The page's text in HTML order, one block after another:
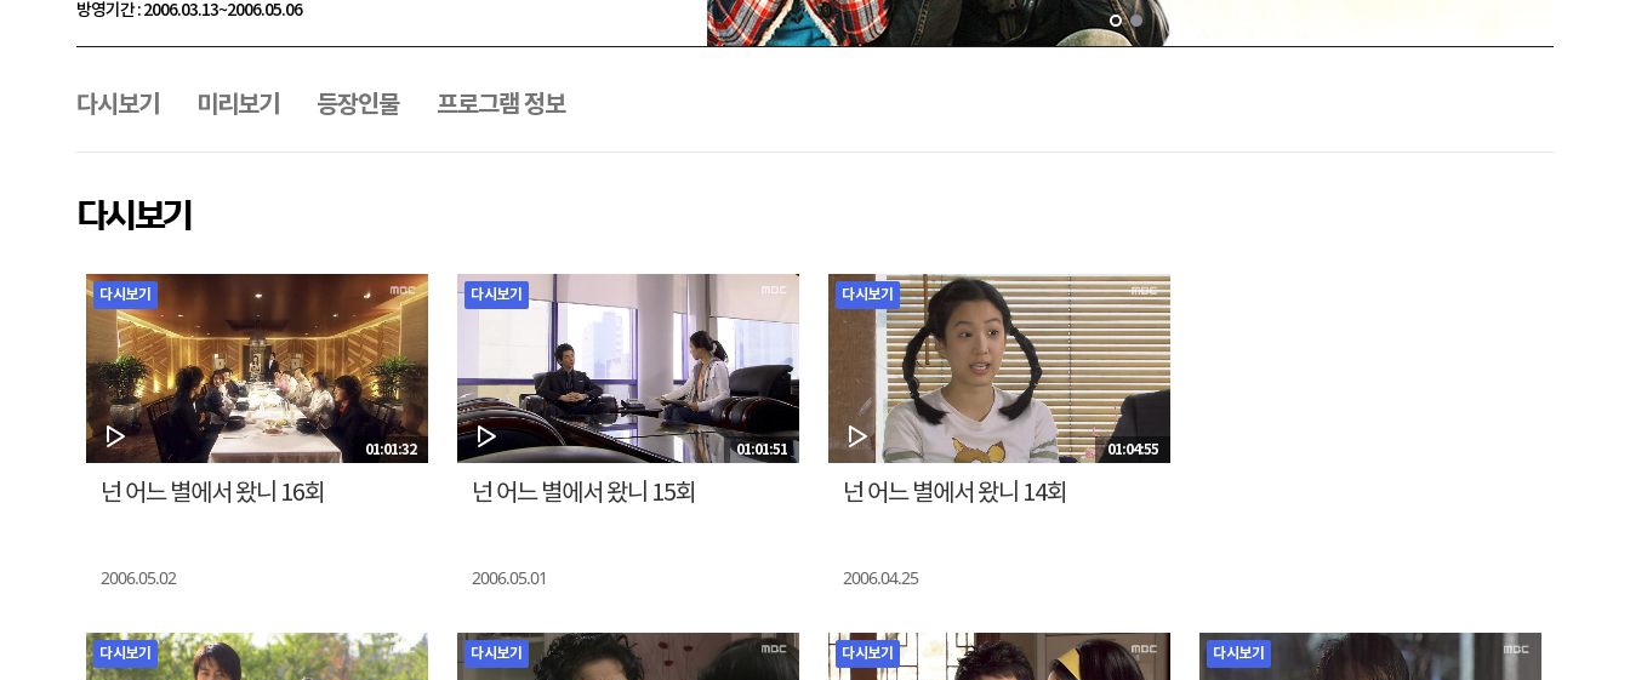
방영기간 : 2006.03.13~2006.05.06
다시보기 미리보기 등장인물 프로그램 정보
다시보기
다시보기
01:01:32
넌 어느 별에서 왔니 16회
2006.05.02
다시보기
01:01:51
넌 어느 별에서 왔니 15회
2006.05.01
다시보기
01:04:55
넌 어느 별에서 왔니 14회
2006.04.25
다시보기 다시보기 다시보기 다시보기